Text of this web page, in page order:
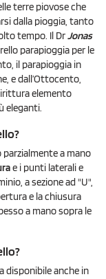
terre piovose che
dalla pioggia, tanto
tempo. Il DrJonas
parapioggia per le
il parapioggia in
e dall’Ottocento,
elemento
eleganti.
a mano
e i punti laterali e
a sezione ad "U",
e la chiusura
a mano sopra le
disponibile anche in